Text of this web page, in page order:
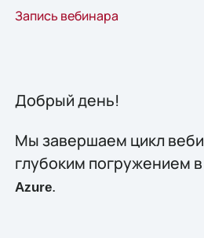
Запись вебинара
Добрый день!
Мы завершаем цикл
глубоким погружением в
Azure.